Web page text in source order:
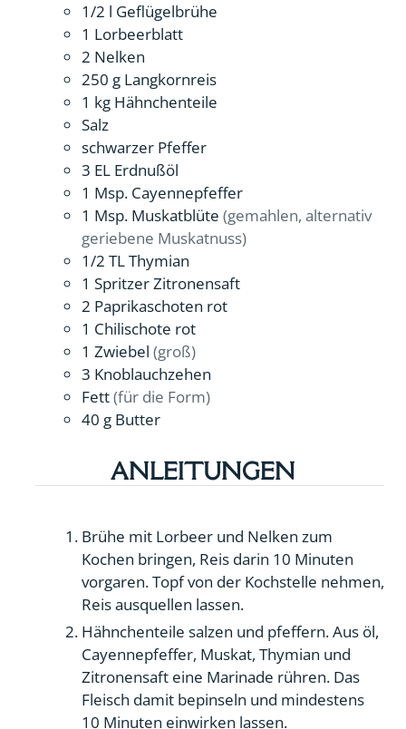
1/2 l Geflügelbrühe
1 Lorbeerblatt
2 Nelken
250 g Langkornreis
1 kg Hähnchenteile
Salz
schwarzer Pfeffer
3 EL Erdnußöl
1 Msp. Cayennepfeffer
1 Msp. Muskatblüte (gemahlen, alternativ
geriebene Muskatnuss)
1/2 TLThymian
1 SpritzerZitronensaft
2 Paprikaschoten rot
1 Chilischote rot
1 Zwiebel (groß)
3 Knoblauchzehen
Fett(für die Form)
40 g Butter
ANLEITUNGEN
Brühe mit Lorbeer und Nelken zum
Kochen bringen, Reis darin 10 Minuten
vorgaren. Topf von der Kochstelle nehmen,
Reis ausquellen lassen.
Hähnchenteile salzen und pfeffern. Aus öl,
Cayennepfeffer, Muskat, Thymian und
Zitronensaft eine Marinade rühren. Das
Fleisch damit bepinseln und mindestens
10 Minuten einwirken lassen.